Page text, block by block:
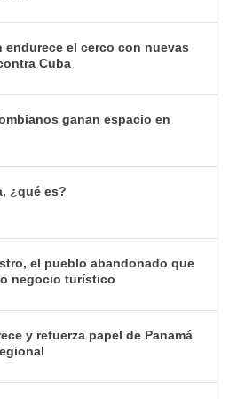
endurece el cerco con nuevas
Cuba
ganan espacio en
¿qué es?
el pueblo abandonado que
negocio turístico
y refuerza papel de Panamá